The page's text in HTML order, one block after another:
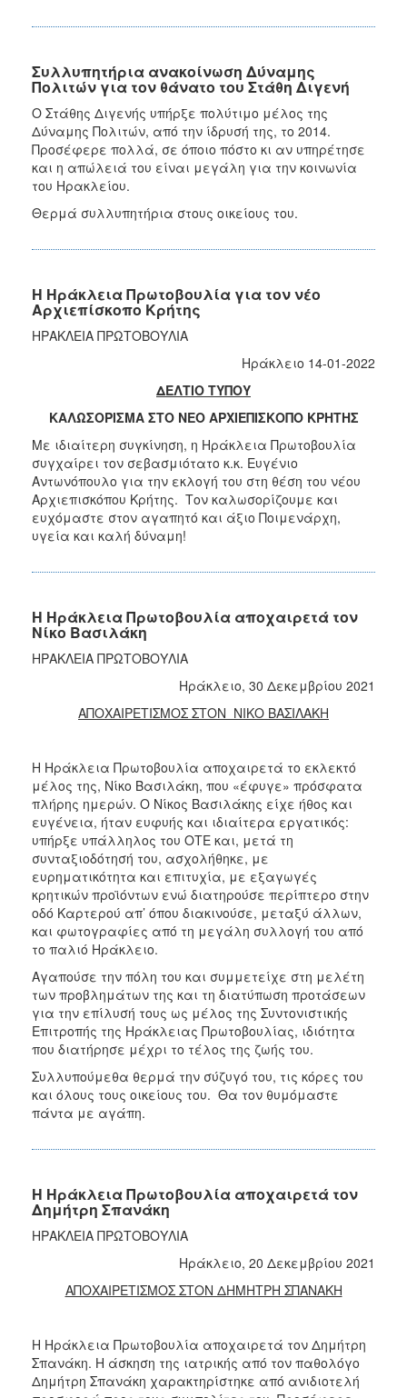
Συλλυπητήρια ανακοίνωση Δύναμης
Πολιτών για τον θάνατο του Στάθη Διγενή
Ο Στάθης Διγενής υπήρξε πολύτιμο μέλος της
Δύναμης Πολιτών, από την ίδρυσή της, το 2014.
Προσέφερε πολλά, σε όποιο πόστο κι αν υπηρέτησε
και η απώλειά του είναι μεγάλη για την κοινωνία
του Ηρακλείου.
Θερμά συλλυπητήρια στους οικείους του.
Η Ηράκλεια Πρωτοβουλία για τον νέο
Αρχιεπίσκοπο Κρήτης
ΗΡΑΚΛΕΙΑ ΠΡΩΤΟΒΟΥΛΙΑ
Ηράκλειο 14-01-2022
ΔΕΛΤΙΟ ΤΥΠΟΥ
ΚΑΛΩΣΟΡΙΣΜΑ ΣΤΟ ΝΕΟ ΑΡΧΙΕΠΙΣΚΟΠΟ ΚΡΗΤΗΣ
Με ιδιαίτερη συγκίνηση, η Ηράκλεια Πρωτοβουλία
συγχαίρει τον σεβασμιότατο κ.κ. Ευγένιο
Αντωνόπουλο για την εκλογή του στη θέση του νέου
Αρχιεπισκόπου Κρήτης. Τον καλωσορίζουμε και
ευχόμαστε στον αγαπητό και άξιο Ποιμενάρχη,
υγεία και καλή δύναμη!
Η Ηράκλεια Πρωτοβουλία αποχαιρετά τον
Νίκο Βασιλάκη
ΗΡΑΚΛΕΙΑ ΠΡΩΤΟΒΟΥΛΙΑ
Ηράκλειο, 30 Δεκεμβρίου 2021
ΑΠΟΧΑΙΡΕΤΙΣΜΟΣ ΣΤΟΝ ΝΙΚΟ ΒΑΣΙΛΑΚΗ
Η Ηράκλεια Πρωτοβουλία αποχαιρετά το εκλεκτό
μέλος της, Νίκο Βασιλάκη, που «έφυγε» πρόσφατα
πλήρης ημερών. Ο Νίκος Βασιλάκης είχε ήθος και
ευγένεια, ήταν ευφυής και ιδιαίτερα εργατικός:
υπήρξε υπάλληλος του ΟΤΕ και, μετά τη
συνταξιοδότησή του, ασχολήθηκε, με
ευρηματικότητα και επιτυχία, με εξαγωγές
κρητικών προϊόντων ενώ διατηρούσε περίπτερο στην
οδό Καρτερού απ’ όπου διακινούσε, μεταξύ άλλων,
και φωτογραφίες από τη μεγάλη συλλογή του από
το παλιό Ηράκλειο.
Αγαπούσε την πόλη του και συμμετείχε στη μελέτη
των προβλημάτων της και τη διατύπωση προτάσεων
για την επίλυσή τους ως μέλος της Συντονιστικής
Επιτροπής της Ηράκλειας Πρωτοβουλίας, ιδιότητα
που διατήρησε μέχρι το τέλος της ζωής του.
Συλλυπούμεθα θερμά την σύζυγό του, τις κόρες του
και όλους τους οικείους του. Θα τον θυμόμαστε
πάντα με αγάπη.
Η Ηράκλεια Πρωτοβουλία αποχαιρετά τον
Δημήτρη Σπανάκη
ΗΡΑΚΛΕΙΑ ΠΡΩΤΟΒΟΥΛΙΑ
Ηράκλειο, 20 Δεκεμβρίου 2021
ΑΠΟΧΑΙΡΕΤΙΣΜΟΣ ΣΤΟΝ ΔΗΜΗΤΡΗ ΣΠΑΝΑΚΗ
Η Ηράκλεια Πρωτοβουλία αποχαιρετά τον Δημήτρη
Σπανάκη. Η άσκηση της ιατρικής από τον παθολόγο
Δημήτρη Σπανάκη χαρακτηρίστηκε από ανιδιοτελή